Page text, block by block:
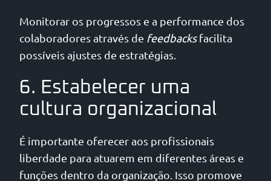
Monitorar os progressos e a performance dos
colaboradores através de feedbacksfacilita
possíveis ajustes de estratégias.
6. Estabelecer uma
cultura organizacional
É importante oferecer aos profissionais
liberdade para atuarem em diferentes áreas e
funções dentro da organização. Isso promove